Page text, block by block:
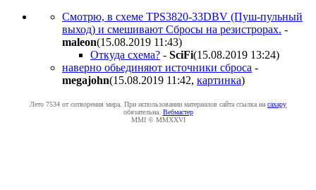
Смотрю, в схеме TPS3820-33DBV (Пуш-пульный
выход) и смешивают Сбросы на резистрорах. -
maleon(15.08.2019 11:43)
Откуда схема? - SciFi(15.08.2019 13:24)
наверно обьединяют источники сброса -
megajohn(15.08.2019 11:42, картинка)
Лето 7534 от сотворения мира. При использовании материалов сайта ссылка на caxapу
обязательна. Вебмастер
MMI © MMXXVI